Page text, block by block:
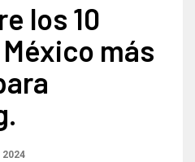
los 10
más
2024